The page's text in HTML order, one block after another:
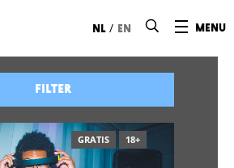
menu
nl / en
Filter
GRATIS 18+